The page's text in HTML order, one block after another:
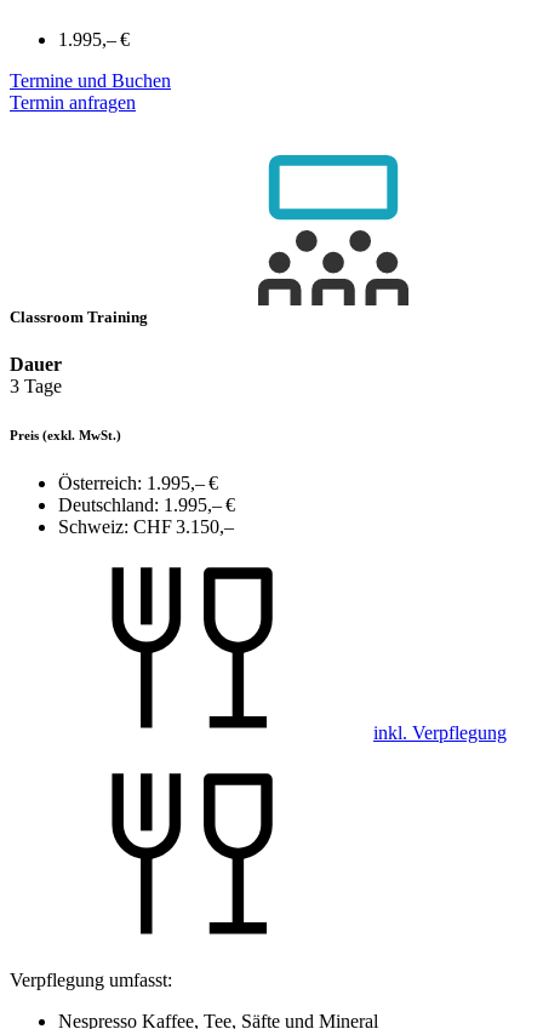
1.995,– €
Termine und Buchen
Termin anfragen
Classroom Training
Dauer
3 Tage
Preis (exkl. MwSt.)
Österreich: 1.995,– €
Deutschland: 1.995,– €
Schweiz: CHF 3.150,–
inkl. Verpflegung
Verpflegung umfasst:
Nespresso Kaffee, Tee, Säfte und Mineral